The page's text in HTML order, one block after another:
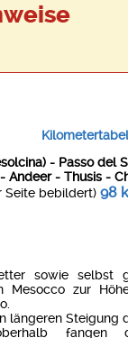
- Passo del
Andeer - Thusis -
Seite bebildert) 98
sowie selbst
Mesocco zur
längeren Steigung
fangen